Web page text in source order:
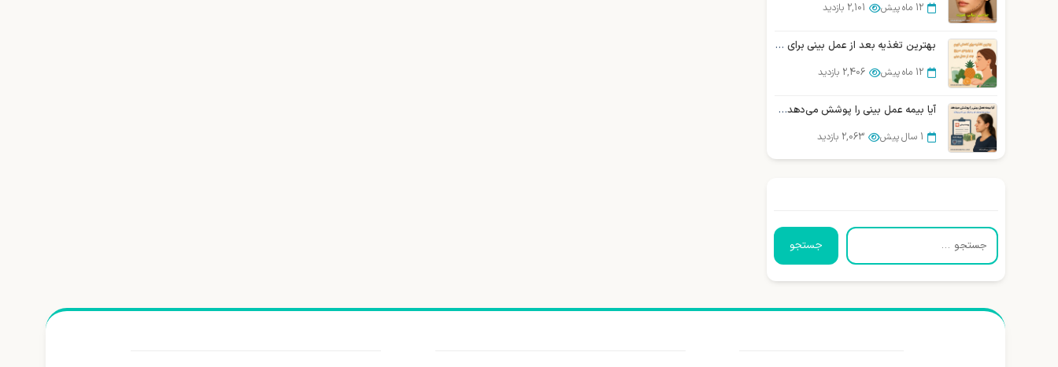
12 ماه پیش 2,101 بازدید
بهترین تغذیه بعد از عمل بینی برای بهبودی سریع
12 ماه پیش 2,406 بازدید
آیا بیمه عمل بینی را پوشش می‌دهد؟ بررسی و مقایسه شرکتهای بیمه در ایران
1 سال پیش 2,063 بازدید
جستجو